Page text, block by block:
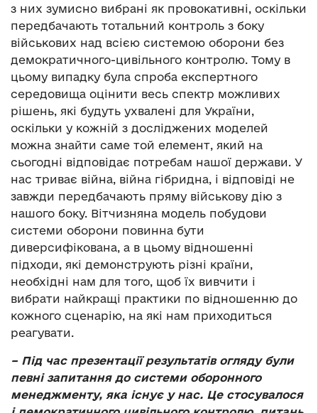
з них зумисно вибрані як провокативні, оскільки
передбачають тотальний контроль з боку
військових над всією системою оборони без
демократичного-цивільного контролю. Тому в
цьому випадку була спроба експертного
середовища оцінити весь спектр можливих
рішень, які будуть ухвалені для України,
оскільки у кожній з досліджених моделей
можна знайти саме той елемент, який на
сьогодні відповідає потребам нашої держави. У
нас триває війна, війна гібридна, і відповіді не
завжди передбачають пряму військову дію з
нашого боку. Вітчизняна модель побудови
системи оборони повинна бути
диверсифікована, а в цьому відношенні
підходи, які демонструють різні країни,
необхідні нам для того, щоб їх вивчити і
вибрати найкращі практики по відношенню до
кожного сценарію, на які нам приходиться
реагувати.
– Під час презентації результатів огляду були
певні запитання до системи оборонного
менеджменту, яка існує у нас. Це стосувалося